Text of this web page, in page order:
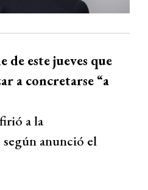
este jueves que
a concretarse “a
a la
anunció el